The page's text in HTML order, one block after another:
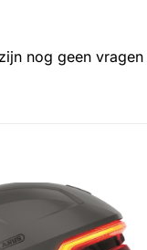
nog geen vragen